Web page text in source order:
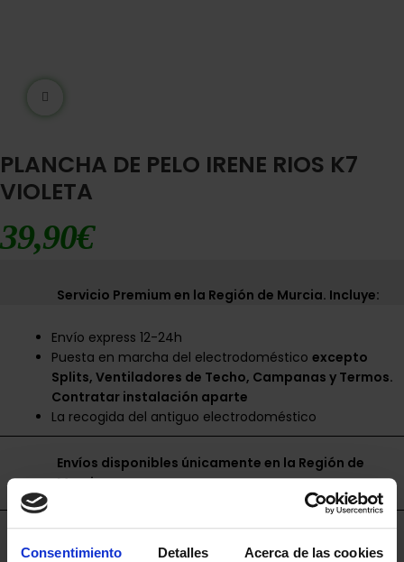
Consentimiento Detalles Acerca de las cookies
PLANCHA DE PELO IRENE RIOS K7
VIOLETA
39,90€
Servicio Premium en la Región de Murcia. Incluye:
Envío express 12-24h
Puesta en marcha del electrodomésticoexcepto
Splits, Ventiladores de Techo, Campanas y Termos.
Contratar instalación aparte
La recogida del antiguo electrodoméstico
Envíos disponibles únicamente en la Región de
Murcia.